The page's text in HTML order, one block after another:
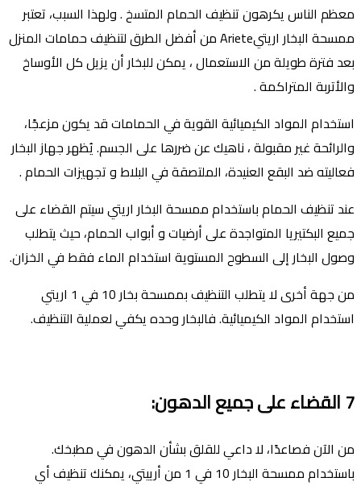
معظم الناس يكرهون تنظيف الحمام المتسخ . ولهذا السبب، تعتبر
ممسحة البخار اريتيAriete من أفضل الطرق لتنظيف حمامات المنزل
بعد فترة طويلة من الاستعمال ، يمكن للبخار أن يزيل كل الأوساخ
والأتربة المتراكمة .
استخدام المواد الكيميائية القوية في الحمامات قد يكون مزعجًا،
والرائحة غير مقبولة ، ناهيك عن ضررها على الجسم. يُظهر جهاز البخار
فعاليته ضد البقع العنيدة، الملتصقة في البلاط و تجهيزات الحمام .
عند تنظيف الحمام باستخدام ممسحة البخار اريتي سيتم القضاء على
جميع البكتيريا المتواجدة على أرضيات و أبواب الحمام، حيث يتطلب
وصول البخار إلى السطوح المستوية استخدام الماء فقط في الخزان.
من جهة أخرى لا يتطلب التنظيف بممسحة بخار 10 في 1 اريتي
استخدام المواد الكيميائية. فالبخار وحده يكفي لعملية التنظيف.
7القضاء على جميع الدهون:
من الآن فصاعدًا، لا داعي للقلق بشأن الدهون في مطبخك.
باستخدام ممسحة البخار 10 في 1 من أرييتي، يمكنك تنظيف أي